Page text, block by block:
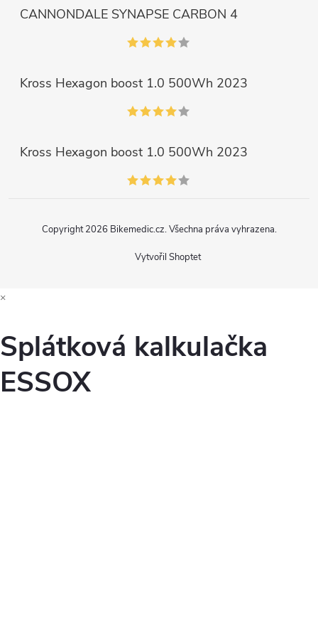
CANNONDALE SYNAPSE CARBON 4
Kross Hexagon boost 1.0 500Wh 2023
Kross Hexagon boost 1.0 500Wh 2023
Vytvořil Shoptet
Copyright 2026 Bikemedic.cz. Všechna práva vyhrazena.
×
Splátková kalkulačka
ESSOX